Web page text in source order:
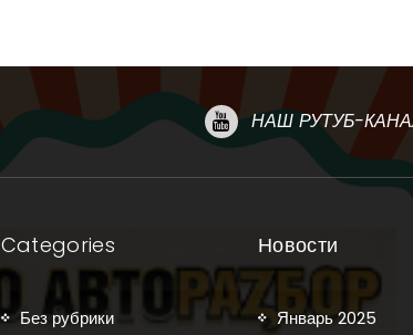
НАШ РУТУБ-
Categories
Без рубрики
Новости
Январь 2025